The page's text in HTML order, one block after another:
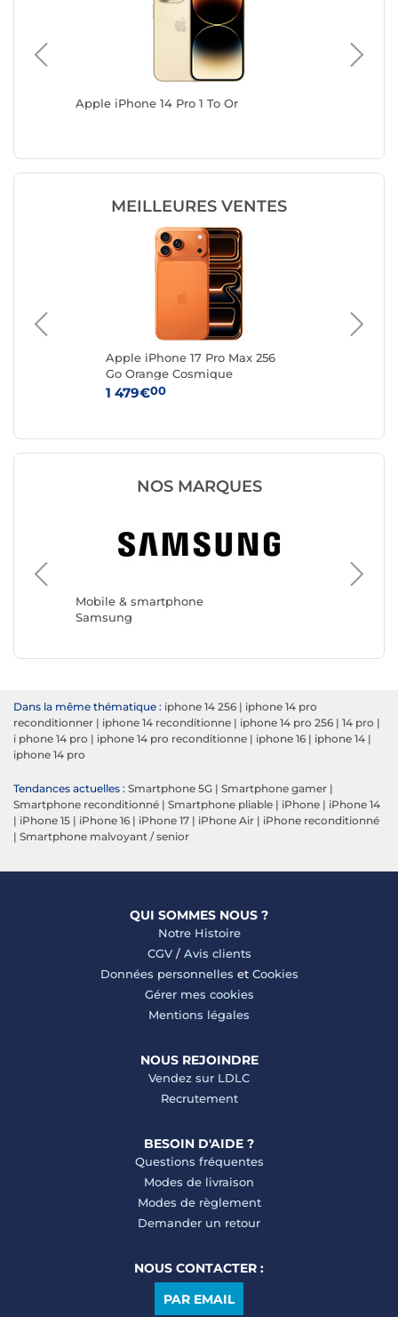
Apple iPhone 14 Pro 1 To Or
MEILLEURES VENTES
Apple iPhone 17 Pro Max 256
Go Orange Cosmique
1 479€00
NOS MARQUES
Mobile & smartphone
Samsung
Dans la même thématique : iphone 14 256 | iphone 14 pro
reconditionner | iphone 14 reconditionne | iphone 14 pro 256 | 14 pro |
i phone 14 pro | iphone 14 pro reconditionne | iphone 16 | iphone 14 |
iphone 14 pro
Tendances actuelles : Smartphone 5G | Smartphone gamer |
Smartphone reconditionné | Smartphone pliable | iPhone | iPhone 14
| iPhone 15 | iPhone 16 | iPhone 17 | iPhone Air | iPhone reconditionné
| Smartphone malvoyant / senior
QUI SOMMES NOUS ?
Notre Histoire
CGV/ Avis clients
Données personnelles et Cookies
Gérer mes cookies
Mentions légales
NOUS REJOINDRE
Vendez sur LDLC
Recrutement
BESOIN D'AIDE ?
Questions fréquentes
Modes de livraison
Modes de règlement
Demander un retour
NOUS CONTACTER :
PAR EMAIL